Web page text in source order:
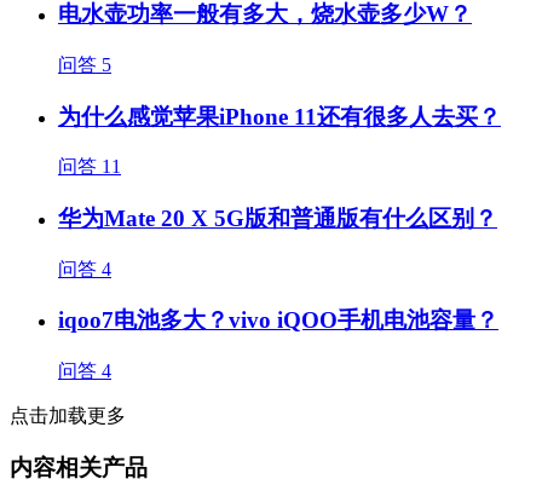
电水壶功率一般有多大，烧水壶多少W？
问答 5
为什么感觉苹果iPhone 11还有很多人去买？
问答 11
华为Mate 20 X 5G版和普通版有什么区别？
问答 4
iqoo7电池多大？vivo iQOO手机电池容量？
问答 4
点击加载更多
内容相关产品